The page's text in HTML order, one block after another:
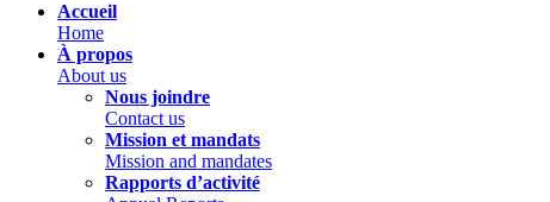
Accueil
Home
À propos
About us
Nous joindre
Contact us
Mission et mandats
Mission and mandates
Rapports d’activité